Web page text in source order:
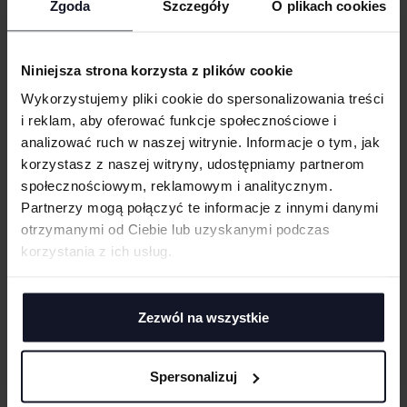
Zgoda Szczegóły O plikach cookies
Niniejsza strona korzysta z plików cookie
Wykorzystujemy pliki cookie do spersonalizowania treści
i reklam, aby oferować funkcje społecznościowe i
analizować ruch w naszej witrynie. Informacje o tym, jak
korzystasz z naszej witryny, udostępniamy partnerom
społecznościowym, reklamowym i analitycznym.
Partnerzy mogą połączyć te informacje z innymi danymi
otrzymanymi od Ciebie lub uzyskanymi podczas
korzystania z ich usług.
Zezwól na wszystkie
Spersonalizuj
Wytrzymała tkanina, wyczuwalnie mocna i gruba
luksusowa w dotyku
Obniżona linia ramion i krój oversize dla swobodnego fasonu
Wysokiej jakości mankiety i dół ze ściągaczem z prążkowanej dzianiny
Bez etykiety
GRAMATURA I SKŁAD
CERTYFIKATY
TECHNIKI ZDOBIENIA
Haft komputerowy to technologia pozwalająca wykonywać zdobienia
poliestrowymi nićmi za pomocą specjalnych maszyn haftujących. W
wyniku otrzymujemy charakterystyczne, trójwymiarowe wzory.
Sitodruk
WGRAJ GRAFIKĘ
UWAGI
DODAJ